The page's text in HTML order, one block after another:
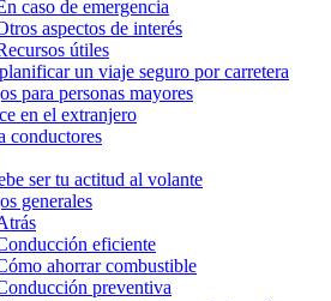
caso de emergencia
aspectos de interés
útiles
un viaje seguro por carretera
para personas mayores
en el extranjero
conductores
ser tu actitud al volante
generales
eficiente
ahorrar combustible
preventiva